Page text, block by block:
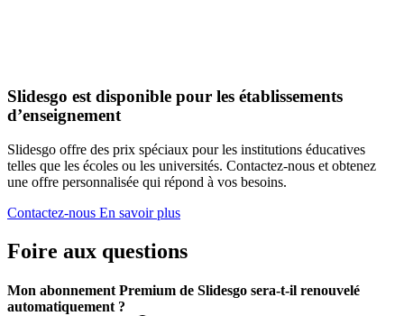
Slidesgo est disponible pour les établissements
d’enseignement
Slidesgo offre des prix spéciaux pour les institutions éducatives
telles que les écoles ou les universités. Contactez-nous et obtenez
une offre personnalisée qui répond à vos besoins.
Contactez-nous En savoir plus
Foire aux questions
Mon abonnement Premium de Slidesgo sera-t-il renouvelé
automatiquement ?